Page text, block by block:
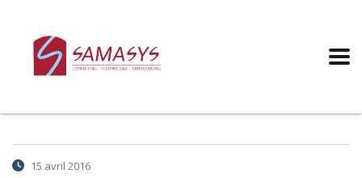
Augmentation
salariale 2015 – Cuirs
15 avril 2016